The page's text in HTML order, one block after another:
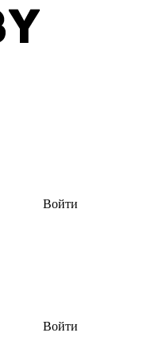
Войти
Войти